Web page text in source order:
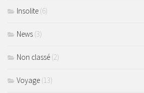
Insolite (6)
News (3)
Non classé (2)
Voyage (13)